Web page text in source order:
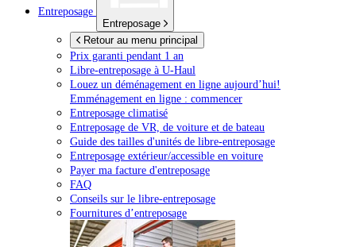
Entreposage
Entreposage
Retour au menu principal
Prix garanti pendant 1 an
Libre-entreposage à U-Haul
Louez un déménagement en ligne aujourd’hui!
Emménagement en ligne : commencer
Entreposage climatisé
Entreposage de VR, de voiture et de bateau
Guide des tailles d'unités de libre-entreposage
Entreposage extérieur/accessible en voiture
Payer ma facture d'entreposage
FAQ
Conseils sur le libre-entreposage
Fournitures d’entreposage